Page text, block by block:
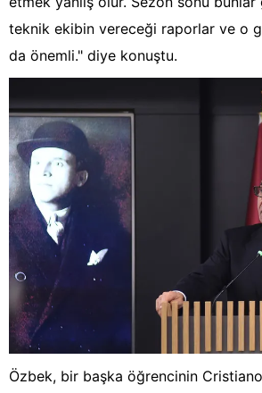
teknik ekibin vereceği raporlar ve o
da önemli." diye konuştu.
Özbek, bir başka öğrencinin